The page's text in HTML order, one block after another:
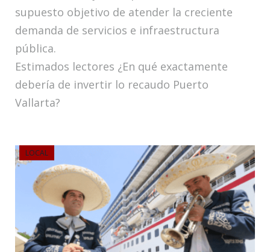
supuesto objetivo de atender la creciente
demanda de servicios e infraestructura
pública.
Estimados lectores ¿En qué exactamente
debería de invertir lo recaudo Puerto
Vallarta?
LOCAL